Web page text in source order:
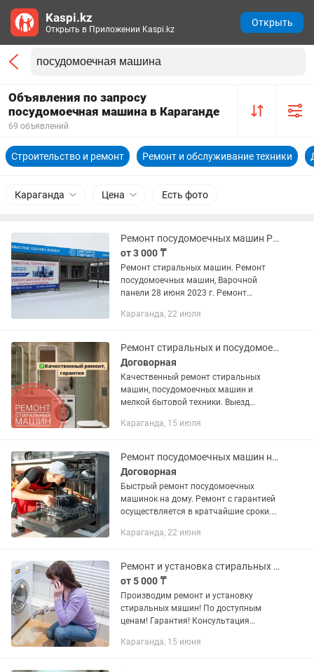
Объявления по запросу
посудомоечная машина в Караганде
69 объявлений
Строительство и ремонт Ремонт и обслуживание техники
Караганда Цена Есть фото
Ремонт посудомоечных машин Ремонт варочной поверхности
от 3 000 ₸
Ремонт стиральных машин. Ремонт
посудомоечных машин, Варочной
панели 28 июня 2023 г. Ремонт
посудомоечных машин, Варочной
СЕРВИС" Сервис №1 в...
Караганда, 22 июля
Ремонт стиральных и посудомоечных машин
Договорная
Качественный ремонт стиральных
машин, посудомоечных машин и
мелкой бытовой техники. Выезд
ремонта зависит от вида
выполнить...
Караганда, 15 июля
Ремонт посудомоечных машин на дому
Договорная
Быстрый ремонт посудомоечных
машинок на дому. Ремонт с гарантией
осуществляется в кратчайшие сроки.
пригороды. На связи 24/7, работаем
Караганда, 22 июня
Ремонт и установка стиральных машин,сушильные и посудомоечные машины
от 5 000 ₸
Производим ремонт и установку
стиральных машин! По доступным
ценам! Гарантия! Консультация
работы,почти вся работа выполняется
Караганда, 15 июня
Kaspi.kz
Открыть в Приложении Kaspi.kz
Открыть